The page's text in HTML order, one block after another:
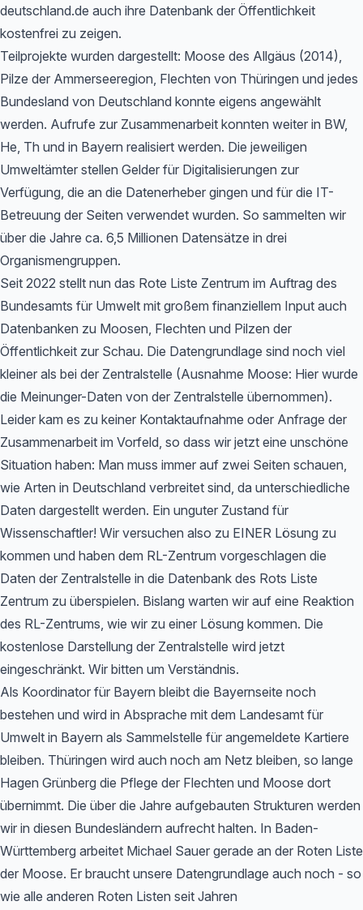
deutschland.de auch ihre Datenbank der Öffentlichkeit
kostenfrei zu zeigen.
Teilprojekte wurden dargestellt: Moose des Allgäus (2014),
Pilze der Ammerseeregion, Flechten von Thüringen und jedes
Bundesland von Deutschland konnte eigens angewählt
werden. Aufrufe zur Zusammenarbeit konnten weiter in BW,
He, Th und in Bayern realisiert werden. Die jeweiligen
Umweltämter stellen Gelder für Digitalisierungen zur
Verfügung, die an die Datenerheber gingen und für die IT-
Betreuung der Seiten verwendet wurden. So sammelten wir
über die Jahre ca. 6,5 Millionen Datensätze in drei
Organismengruppen.
Seit 2022 stellt nun das Rote Liste Zentrum im Auftrag des
Bundesamts für Umwelt mit großem finanziellem Input auch
Datenbanken zu Moosen, Flechten und Pilzen der
Öffentlichkeit zur Schau. Die Datengrundlage sind noch viel
kleiner als bei der Zentralstelle (Ausnahme Moose: Hier wurde
die Meinunger-Daten von der Zentralstelle übernommen).
Leider kam es zu keiner Kontaktaufnahme oder Anfrage der
Zusammenarbeit im Vorfeld, so dass wir jetzt eine unschöne
Situation haben: Man muss immer auf zwei Seiten schauen,
wie Arten in Deutschland verbreitet sind, da unterschiedliche
Daten dargestellt werden. Ein unguter Zustand für
Wissenschaftler! Wir versuchen also zu EINER Lösung zu
kommen und haben dem RL-Zentrum vorgeschlagen die
Daten der Zentralstelle in die Datenbank des Rots Liste
Zentrum zu überspielen. Bislang warten wir auf eine Reaktion
des RL-Zentrums, wie wir zu einer Lösung kommen. Die
kostenlose Darstellung der Zentralstelle wird jetzt
eingeschränkt. Wir bitten um Verständnis.
Als Koordinator für Bayern bleibt die Bayernseite noch
bestehen und wird in Absprache mit dem Landesamt für
Umwelt in Bayern als Sammelstelle für angemeldete Kartiere
bleiben. Thüringen wird auch noch am Netz bleiben, so lange
Hagen Grünberg die Pflege der Flechten und Moose dort
übernimmt. Die über die Jahre aufgebauten Strukturen werden
wir in diesen Bundesländern aufrecht halten. In Baden-
Württemberg arbeitet Michael Sauer gerade an der Roten Liste
der Moose. Er braucht unsere Datengrundlage auch noch - so
wie alle anderen Roten Listen seit Jahren